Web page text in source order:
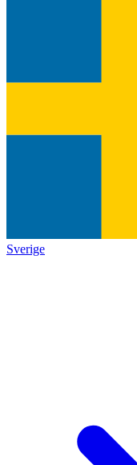
Sverige